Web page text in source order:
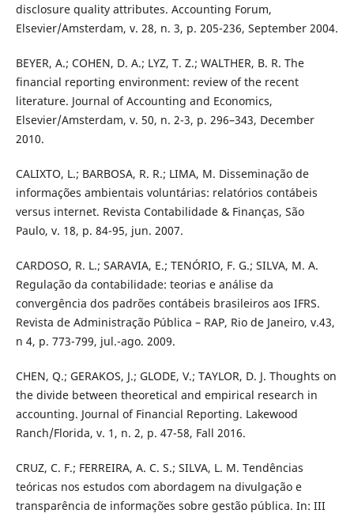
disclosure quality attributes. Accounting Forum,
Elsevier/Amsterdam, v. 28, n. 3, p. 205-236, September 2004.
BEYER, A.; COHEN, D. A.; LYZ, T. Z.; WALTHER, B. R. The
financial reporting environment: review of the recent
literature. Journal of Accounting and Economics,
Elsevier/Amsterdam, v. 50, n. 2-3, p. 296–343, December
2010.
CALIXTO, L.; BARBOSA, R. R.; LIMA, M. Disseminação de
informações ambientais voluntárias: relatórios contábeis
versus internet. Revista Contabilidade & Finanças, São
Paulo, v. 18, p. 84-95, jun. 2007.
CARDOSO, R. L.; SARAVIA, E.; TENÓRIO, F. G.; SILVA, M. A.
Regulação da contabilidade: teorias e análise da
convergência dos padrões contábeis brasileiros aos IFRS.
Revista de Administração Pública – RAP, Rio de Janeiro, v.43,
n 4, p. 773-799, jul.-ago. 2009.
CHEN, Q.; GERAKOS, J.; GLODE, V.; TAYLOR, D. J. Thoughts on
the divide between theoretical and empirical research in
accounting. Journal of Financial Reporting. Lakewood
Ranch/Florida, v. 1, n. 2, p. 47-58, Fall 2016.
CRUZ, C. F.; FERREIRA, A. C. S.; SILVA, L. M. Tendências
teóricas nos estudos com abordagem na divulgação e
transparência de informações sobre gestão pública. In: III